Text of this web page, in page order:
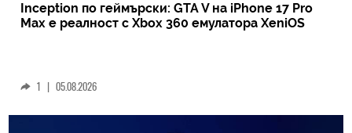
Inception по геймърски: GTA V на iPhone 17 Pro
Max е реалност с Xbox 360 емулатора XeniOS
1 | 05.08.2026